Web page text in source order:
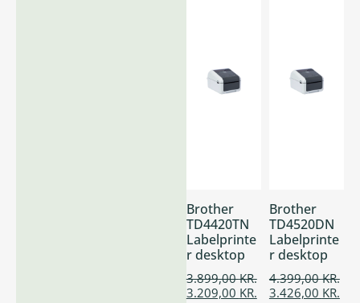
Brother
TD4420TN
Labelprinte
r desktop
3.899,00KR.
3.209,00 KR.
Brother
TD4520DN
Labelprinte
r desktop
4.399,00KR.
3.426,00 KR.